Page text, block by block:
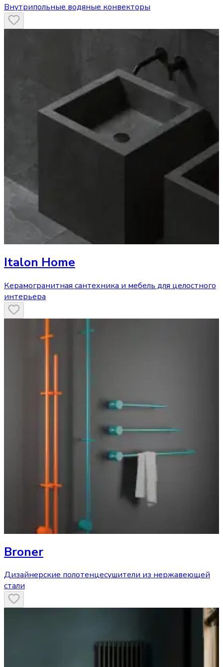
Внутрипольные водяные конвекторы
Italon Home
Керамогранитная сантехника и мебель для целостного
интерьера
Broner
Дизайнерские полотенцесушители из нержавеющей
стали